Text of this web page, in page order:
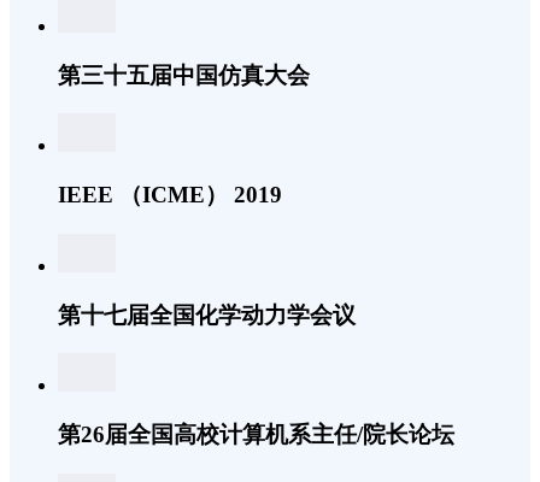
第三十五届中国仿真大会
IEEE （ICME） 2019
第十七届全国化学动力学会议
第26届全国高校计算机系主任/院长论坛